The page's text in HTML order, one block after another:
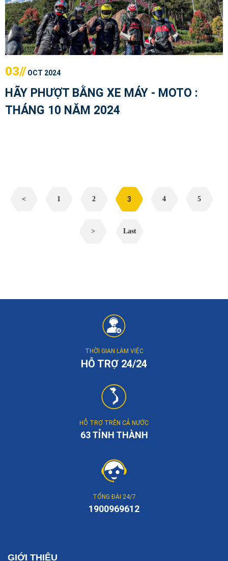
03// OCT 2024
HÃY PHƯỢT BẰNG XE MÁY - MOTO :
THÁNG 10 NĂM 2024
< 1 2 3 4 5
> Last
THỜI GIAN LÀM VIỆC
HỖ TRỢ 24/24
HỖ TRỢ TRÊN CẢ NƯỚC
63 TỈNH THÀNH
TỔNG ĐÀI 24/7
1900969612
GIỚI THIỆU